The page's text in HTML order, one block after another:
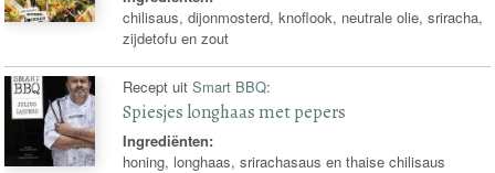
chilisaus, dijonmosterd, knoflook, neutrale olie, sriracha,
zijdetofu en zout
Recept uitSmart BBQ:
Spiesjes longhaas met pepers
Ingrediënten:
honing, longhaas, srirachasaus en thaise chilisaus